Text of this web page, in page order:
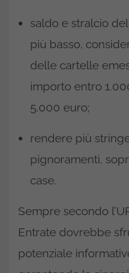
saldo e stralcio
più basso,
delle cartelle
importo entro
5.000 euro;
rendere più
pignoramenti,
case.
Sempre secondo
Entrate dovrebbe
potenziale